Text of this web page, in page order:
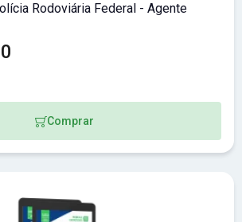
Rodoviária Federal - Agente
Comprar